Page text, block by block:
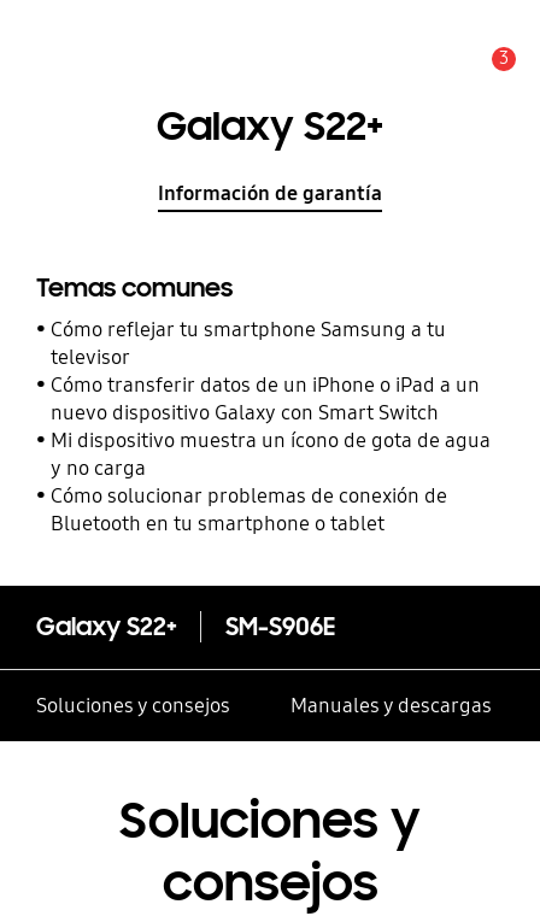
3
Galaxy S22+
Información de garantía
Temas comunes
Cómo reflejar tu smartphone Samsung a tu
televisor
Cómo transferir datos de un iPhone o iPad a un
nuevo dispositivo Galaxy con Smart Switch
Mi dispositivo muestra un ícono de gota de agua
y no carga
Cómo solucionar problemas de conexión de
Bluetooth en tu smartphone o tablet
Galaxy S22+ SM-S906E
Soluciones y consejos Manuales y descargas
Soluciones y
consejos